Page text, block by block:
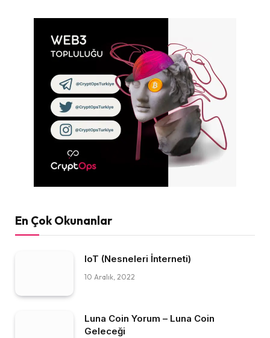
En Çok Okunanlar
IoT (Nesneleri İnterneti)
10 Aralık, 2022
Luna Coin Yorum – Luna Coin
Geleceği